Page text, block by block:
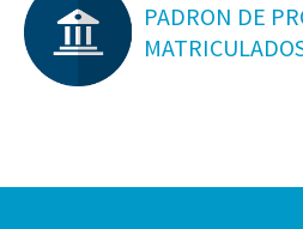
PADRON DE